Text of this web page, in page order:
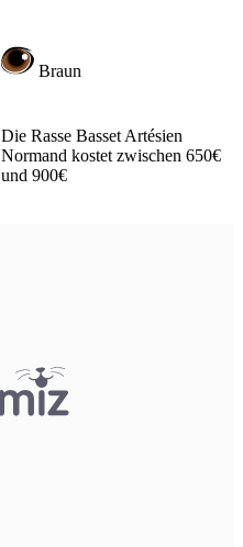
Braun
Die Rasse Basset Artésien
Normand kostet zwischen 650€
und 900€